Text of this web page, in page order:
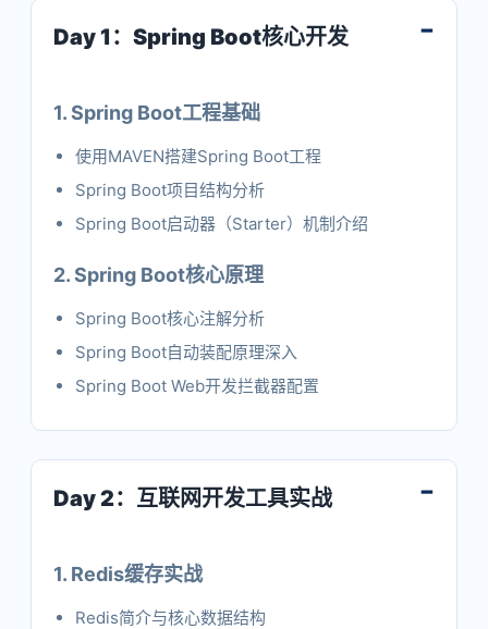
Day 1：Spring Boot核心开发
1. Spring Boot工程基础
使用MAVEN搭建Spring Boot工程
Spring Boot项目结构分析
Spring Boot启动器（Starter）机制介绍
2. Spring Boot核心原理
Spring Boot核心注解分析
Spring Boot自动装配原理深入
Spring Boot Web开发拦截器配置
Day 2：互联网开发工具实战
1. Redis缓存实战
Redis简介与核心数据结构